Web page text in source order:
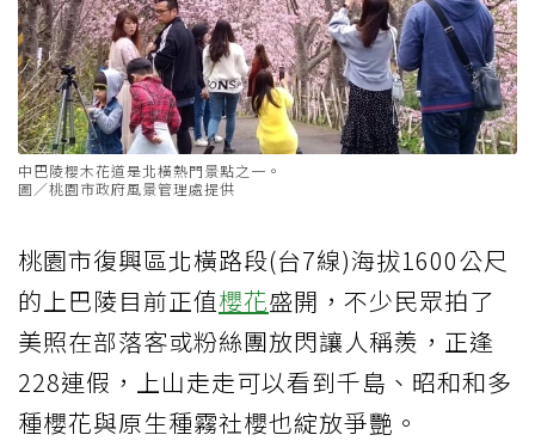
中巴陵櫻木花道是北橫熱門景點之一。
圖／桃園市政府風景管理處提供
桃園市復興區北橫路段(台7線)海拔1600公尺
的上巴陵目前正值櫻花盛開，不少民眾拍了
美照在部落客或粉絲團放閃讓人稱羨，正逢
228連假，上山走走可以看到千島、昭和和多
種櫻花與原生種霧社櫻也綻放爭艷。